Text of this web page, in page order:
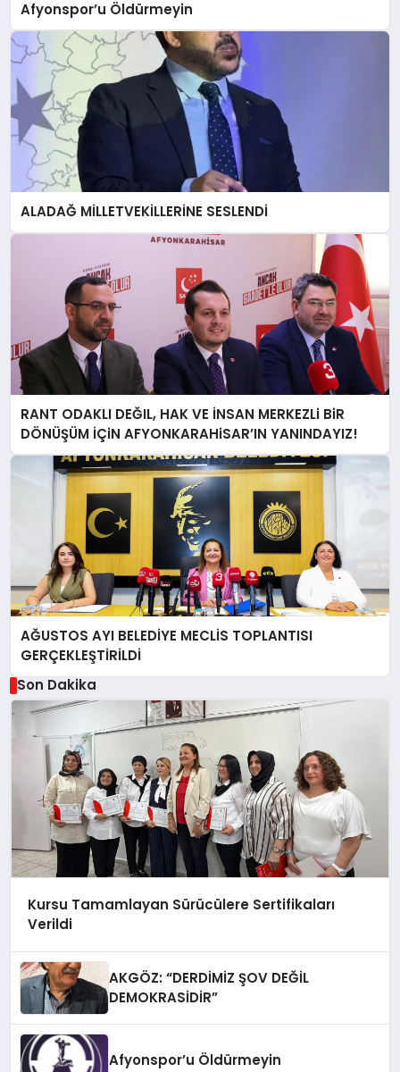
Afyonspor’u Öldürmeyin
ALADAĞ MİLLETVEKİLLERİNE SESLENDİ
RANT ODAKLI DEĞIL, HAK VE İNSAN MERKEZLi BiR
DÖNÜŞÜM İÇiN AFYONKARAHiSAR’IN YANINDAYIZ!
AĞUSTOS AYI BELEDİYE MECLİS TOPLANTISI
GERÇEKLEŞTİRİLDİ
Son Dakika
Kursu Tamamlayan Sürücülere Sertifikaları
Verildi
AKGÖZ: “DERDİMİZ ŞOV DEĞİL
DEMOKRASİDİR”
Afyonspor’u Öldürmeyin